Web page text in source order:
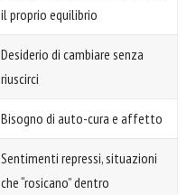
il proprio equilibrio
Desiderio di cambiare senza
riuscirci
Bisogno di auto-cura e affetto
Sentimenti repressi, situazioni
che “rosicano” dentro